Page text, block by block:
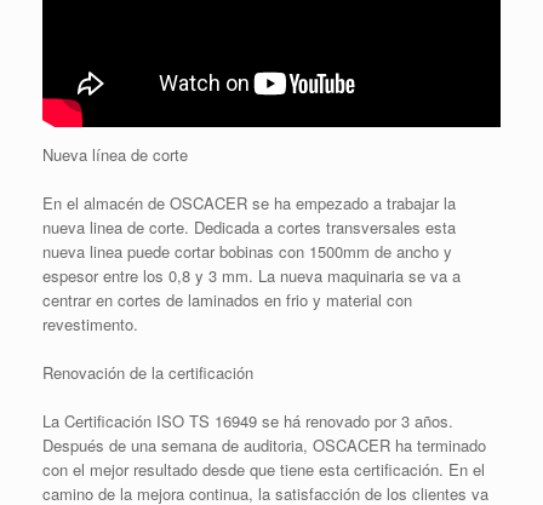
Nueva línea de corte
En el almacén de OSCACER se ha empezado a trabajar la
nueva linea de corte. Dedicada a cortes transversales esta
nueva linea puede cortar bobinas con 1500mm de ancho y
espesor entre los 0,8 y 3 mm. La nueva maquinaria se va a
centrar en cortes de laminados en frio y material con
revestimento.
Renovación de la certificación
La Certificación ISO TS 16949 se há renovado por 3 años.
Después de una semana de auditoria, OSCACER ha terminado
con el mejor resultado desde que tiene esta certificación. En el
camino de la mejora continua, la satisfacción de los clientes va